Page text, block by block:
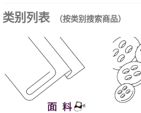
类别列表 （按类别搜索商品）